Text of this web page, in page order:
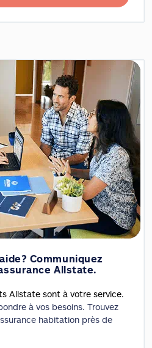
Communiquez
Allstate.
Allstate sont à votre service.
à vos besoins. Trouvez
habitation près de